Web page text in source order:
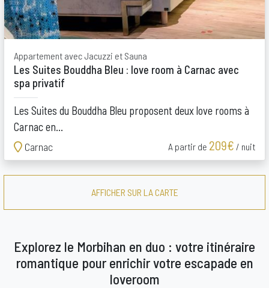
Appartement avec Jacuzzi et Sauna
Les Suites Bouddha Bleu : love room à Carnac avec
spa privatif
Les Suites du Bouddha Bleu proposent deux love rooms à
Carnac en...
Carnac
A partir de 209€ / nuit
AFFICHER SUR LA CARTE
Explorez le Morbihan en duo : votre itinéraire
romantique pour enrichir votre escapade en
loveroom